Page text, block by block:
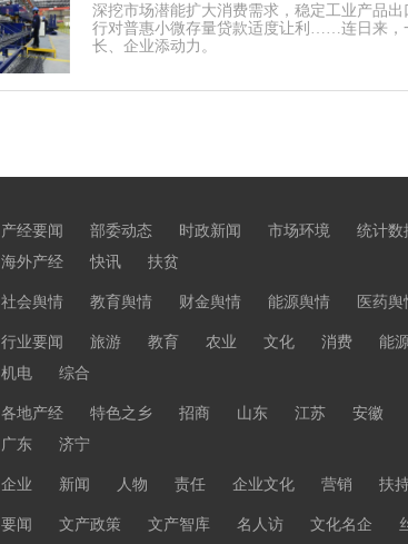
深挖市场潜能扩大消费需求，稳定工业产品
行对普惠小微存量贷款适度让利……连日来，
长、企业添动力。
产经要闻 部委动态 时政新闻 市场环境 统计数
海外产经
快讯 扶贫
社会舆情 教育舆情 财金舆情 能源舆情 医药舆
行业要闻 旅游 教育 农业 文化 消费 能
机电
综合
各地产经 特色之乡 招商 山东 江苏 安徽
广东
济宁
企业 新闻 人物 责任 企业文化 营销 扶
要闻 文产政策 文产智库 名人访 文化名企